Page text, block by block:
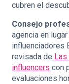
cubren el
Consejo
agencia en
influenciadores
revisada de Las
influencers con
evaluaciones